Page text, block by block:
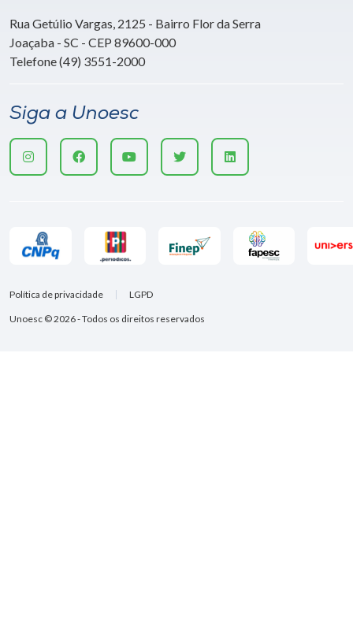
Rua Getúlio Vargas, 2125 - Bairro Flor da Serra
Joaçaba - SC - CEP 89600-000
Telefone (49) 3551-2000
Siga a Unoesc
Unoesc © 2026 - Todos os direitos reservados
Política de privacidade LGPD